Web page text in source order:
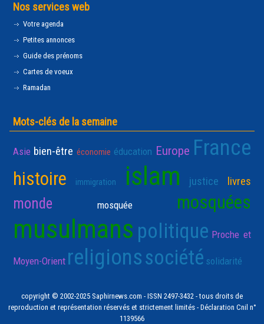
Nos services web
Votre agenda
Petites annonces
Guide des prénoms
Cartes de voeux
Ramadan
Mots-clés de la semaine
Asie bien-être économie éducation Europe France
histoire immigration islam justice livres
monde mosquée mosquées
musulmans politique Proche et
Moyen-Orient religionssociété solidarité
copyright © 2002-2025 Saphirnews.com - ISSN 2497-3432 - tous droits de
reproduction et représentation réservés et strictement limités - Déclaration Cnil n°
1139566